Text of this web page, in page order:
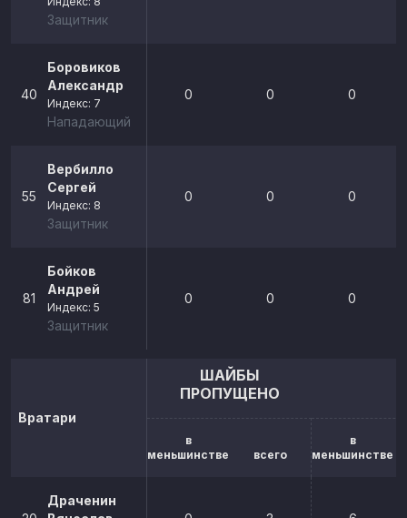
Защитник
40
Боровиков
Александр
Индекс: 7
Нападающий
0 0 0
55
Вербилло
Сергей
Индекс: 8
Защитник
0 0 0
81
Бойков
Андрей
Индекс: 5
Защитник
0 0 0
Вратари
ШАЙБЫ
ПРОПУЩЕНО
в
меньшинстве
всего
в
меньшинстве
Драченин